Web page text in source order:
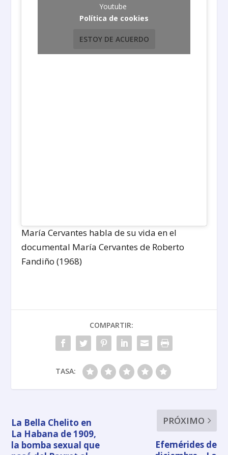
Youtube
Política de cookies
ESTOY DE ACUERDO
María Cervantes habla de su vida en el
documental María Cervantes de Roberto
Fandiño (1968)
COMPARTIR:
TASA:
La Bella Chelito en
La Habana de 1909,
la bomba sexual que
PRÓXIMO
Efemérides de